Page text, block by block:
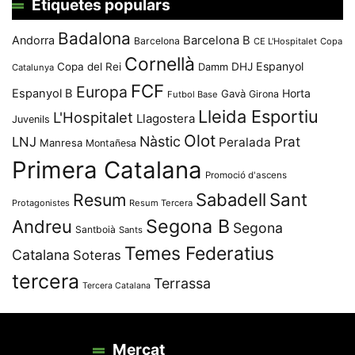
Etiquetes populars
Andorra Badalona Barcelona Barcelona B CE L'Hospitalet Copa
Catalunya Copa del Rei Cornellà Damm DHJ Espanyol
Espanyol B Europa FCF Futbol Base Gavà Girona Horta
Juvenils L'Hospitalet Llagostera Lleida Esportiu
LNJ Manresa Montañesa Nàstic Olot Peralada Prat
Primera Catalana Promoció d'ascens
Protagonistes Resum Resum Tercera Sabadell Sant
Andreu Santboià Sants Segona B Segona
Catalana Soteras Temes Federatius
tercera Tercera Catalana Terrassa
Mercat